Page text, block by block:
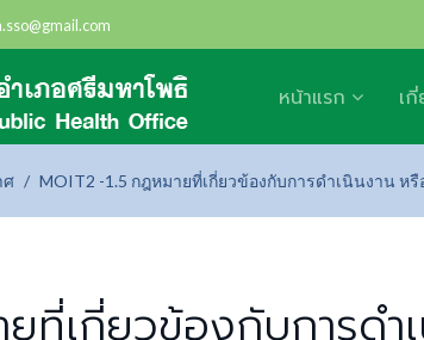
หน้าแรก เ
ศ MOIT2 -1.5 กฎหมายที่เกี่ยวข้องกับการดำเนินงาน ห
ที่เกี่ยวข้องกับการด